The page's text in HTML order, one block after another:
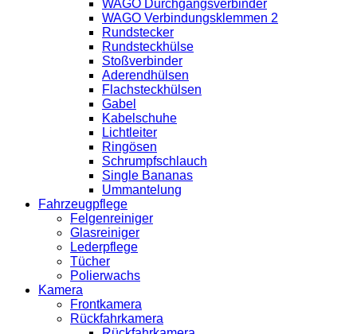
WAGO Durchgangsverbinder
WAGO Verbindungsklemmen 2
Rundstecker
Rundsteckhülse
Stoßverbinder
Aderendhülsen
Flachsteckhülsen
Gabel
Kabelschuhe
Lichtleiter
Ringösen
Schrumpfschlauch
Single Bananas
Ummantelung
Fahrzeugpflege
Felgenreiniger
Glasreiniger
Lederpflege
Tücher
Polierwachs
Kamera
Frontkamera
Rückfahrkamera